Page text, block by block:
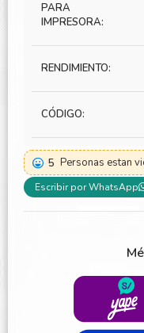
PARA
IMPRESORA:
RENDIMIENTO:
CÓDIGO:
5 Personas estan
Escribir por WhatsApp